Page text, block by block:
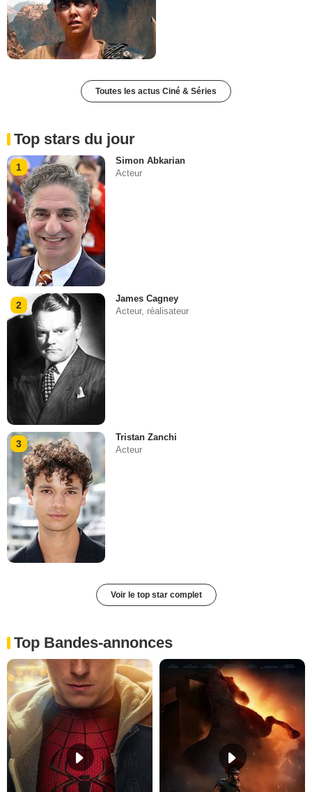
Toutes les actus Ciné & Séries
Top stars du jour
1
Simon Abkarian
Acteur
2
James Cagney
Acteur, réalisateur
3
Tristan Zanchi
Acteur
Voir le top star complet
Top Bandes-annonces